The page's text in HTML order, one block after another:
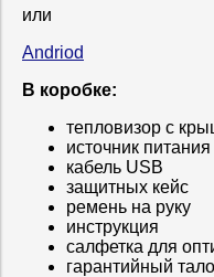
или
Andriod
В коробке:
тепловизор с
источник
кабель USB
защитных кейс
ремень на руку
инструкция
салфетка для
гарантийный